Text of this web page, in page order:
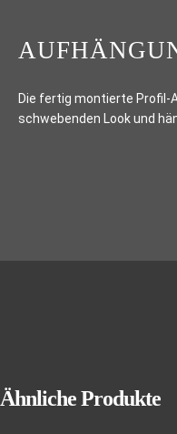
Die fertig montierte Profil-
schwebenden Look und
Ähnliche Produkte